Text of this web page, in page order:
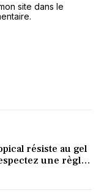
site dans le
résiste au gel
une règle